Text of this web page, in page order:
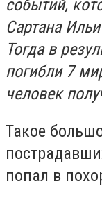
событий,
Сартана
Тогда в
погибли 7
человек
Такое
попал в